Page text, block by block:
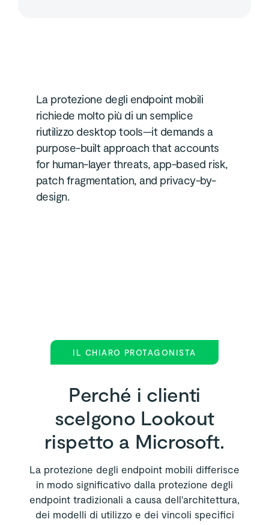
La protezione degli endpoint mobili
richiede molto più di un semplice
riutilizzo desktop tools—it demands a
purpose-built approach that accounts
for human-layer threats, app-based risk,
patch fragmentation, and privacy-by-
design.
IL CHIARO PROTAGONISTA
Perché i clienti
scelgono Lookout
rispetto a Microsoft.
La protezione degli endpoint mobili differisce
in modo significativo dalla protezione degli
endpoint tradizionali a causa dell'architettura,
dei modelli di utilizzo e dei vincoli specifici